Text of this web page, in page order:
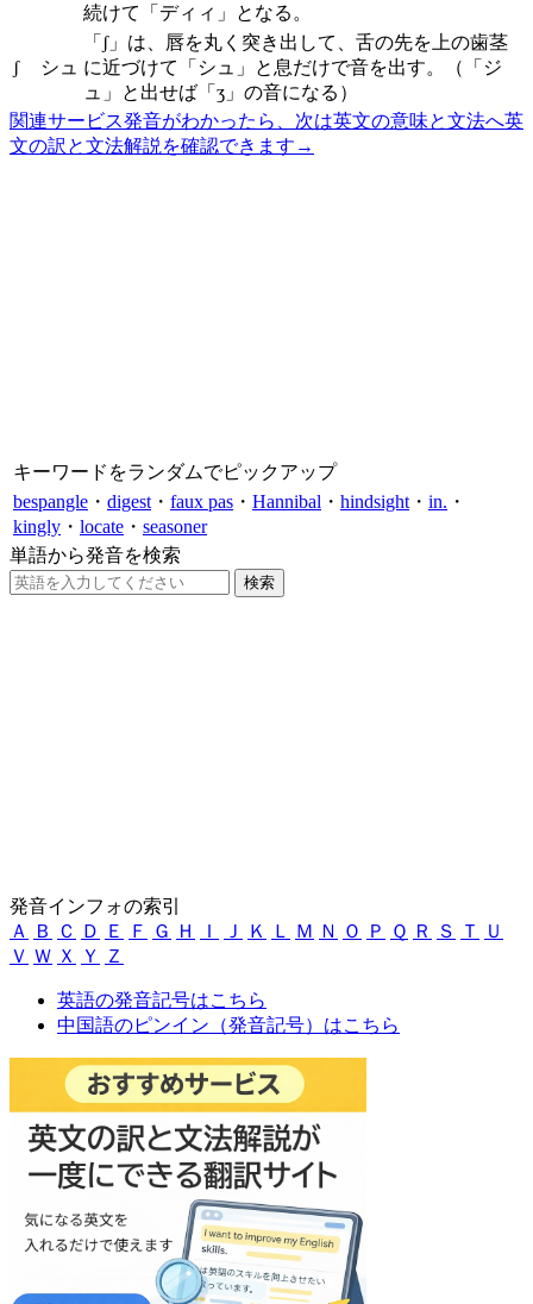
続けて「ディィ」となる。
ʃ シュ
「ʃ」は、唇を丸く突き出して、舌の先を上の歯茎
に近づけて「シュ」と息だけで音を出す。（「ジ
ュ」と出せば「ʒ」の音になる）
関連サービス発音がわかったら、次は英文の意味と文法へ英
文の訳と文法解説を確認できます →
キーワードをランダムでピックアップ
bespangle ・ digest ・ faux pas ・ Hannibal ・ hindsight ・ in. ・
kingly ・ locate ・ seasoner
単語から発音を検索
発音インフォの索引
Ａ
Ｂ Ｃ Ｄ Ｅ Ｆ Ｇ Ｈ Ｉ Ｊ Ｋ Ｌ Ｍ Ｎ Ｏ Ｐ Ｑ Ｒ Ｓ Ｔ
Ｕ
Ｖ Ｗ Ｘ Ｙ Ｚ
英語の発音記号はこちら
中国語のピンイン（発音記号）はこちら